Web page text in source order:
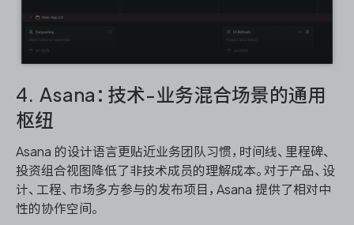
4. Asana：技术-业务混合场景的通用
枢纽
Asana 的设计语言更贴近业务团队习惯，时间线、里程碑、
投资组合视图降低了非技术成员的理解成本。对于产品、设
计、工程、市场多方参与的发布项目，Asana 提供了相对中
性的协作空间。